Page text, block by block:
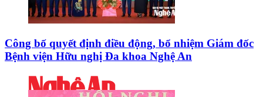
Công bố quyết định điều động, bổ nhiệm Giám đốc
Bệnh viện Hữu nghị Đa khoa Nghệ An